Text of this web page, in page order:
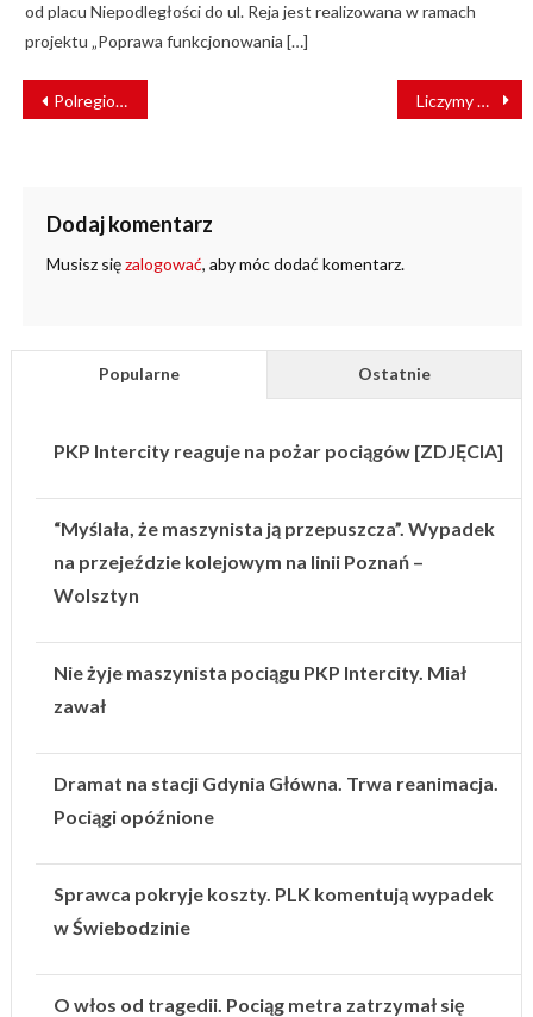
od placu Niepodległości do ul. Reja jest realizowana w ramach
projektu „Poprawa funkcjonowania […]
NAWIGACJA
WPISU
Polregio odwołuje część połączeń w woj. zachodniopomorskim Liczymy pasażerów automatycznie – technika w służbie badań marketingowych
Dodaj komentarz
Musisz sięzalogować, aby móc dodać komentarz.
Popularne Ostatnie
PKP Intercity reaguje na pożar pociągów [ZDJĘCIA]
“Myślała, że maszynista ją przepuszcza”. Wypadek
na przejeździe kolejowym na linii Poznań –
Wolsztyn
Nie żyje maszynista pociągu PKP Intercity. Miał
zawał
Dramat na stacji Gdynia Główna. Trwa reanimacja.
Pociągi opóźnione
Sprawca pokryje koszty. PLK komentują wypadek
w Świebodzinie
O włos od tragedii. Pociąg metra zatrzymał się